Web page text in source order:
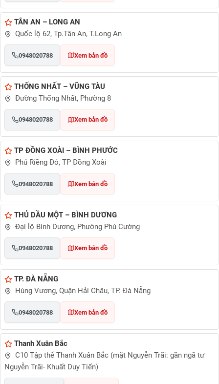
TÂN AN – LONG AN
Quốc lộ 62, Tp.Tân An, T.Long An
0948020788 Xem bản đồ
THỐNG NHẤT – VŨNG TÀU
Đường Thống Nhất, Phường 8
0948020788 Xem bản đồ
TP ĐỒNG XOÀI – BÌNH PHƯỚC
Phú Riềng Đỏ, TP Đồng Xoài
0948020788 Xem bản đồ
THỦ DẦU MỘT – BÌNH DƯƠNG
Đại lộ Bình Dương, Phường Phú Cường
0948020788 Xem bản đồ
TP. ĐÀ NẴNG
Hùng Vương, Quận Hải Châu, TP. Đà Nẵng
0948020788 Xem bản đồ
Thanh Xuân Bắc
C10 Tập thể Thanh Xuân Bắc (mặt Nguyễn Trãi: gần ngã tư
Nguyễn Trãi- Khuất Duy Tiến)